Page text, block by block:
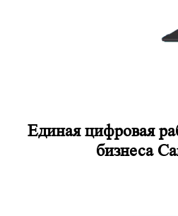
Единая цифровая
бизнеса